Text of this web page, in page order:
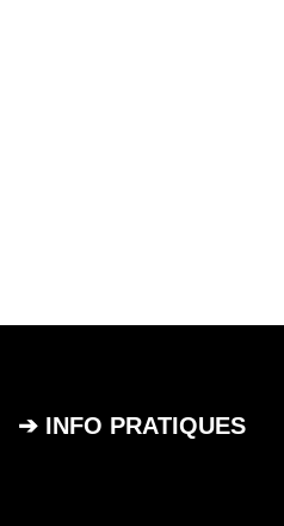
➔ INFO PRATIQUES